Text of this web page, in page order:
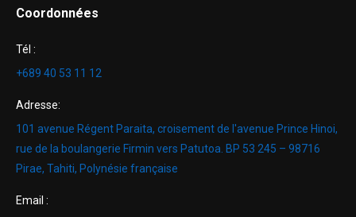
Coordonnées
Tél :
+689 40 53 11 12
Adresse:
101 avenue Régent Paraita, croisement de l'avenue Prince Hinoi,
rue de la boulangerie Firmin vers Patutoa. BP 53 245 – 98716
Pirae, Tahiti, Polynésie française
Email :